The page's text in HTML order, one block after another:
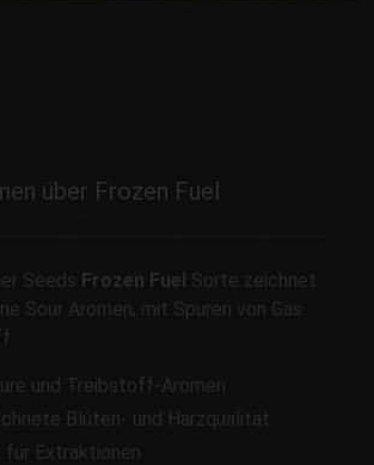
über Frozen Fuel
Seeds Frozen Fuel Sorte zeichnet
Sour Aromen, mit Spuren von Gas
und Treibstoff-Aromen
Blüten- und Harzqualität
für Extraktionen